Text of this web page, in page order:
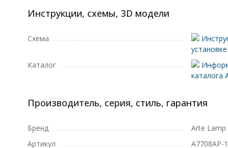
Инструкции, схемы, 3D модели
Схема
Каталог
каталога
Производитель, серия, стиль, гарантия
Бренд
Arte Lamp
Артикул
A7708AP-